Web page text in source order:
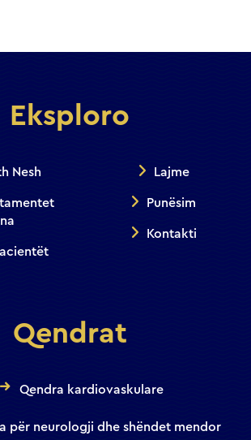
Eksploro
Nesh Lajme
Punësim
Kontakti
Qendrat
Qendra kardiovaskulare
për neurologji dhe shëndet mendor